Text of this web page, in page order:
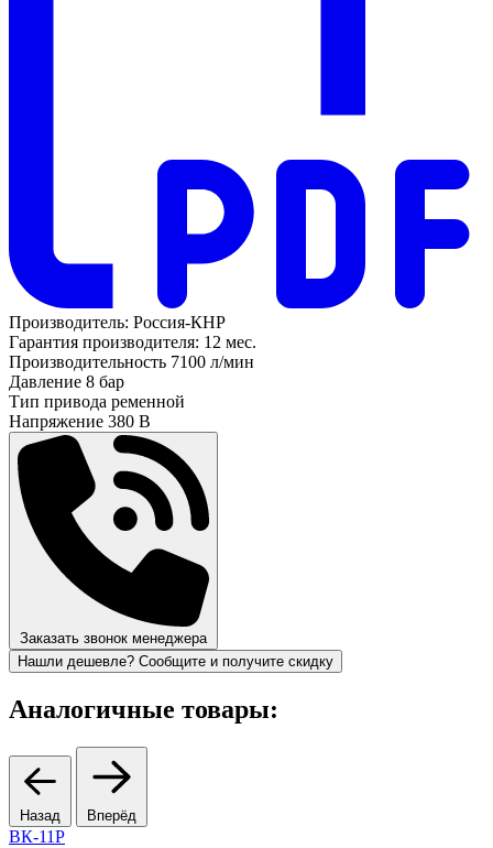
Производитель: Россия-КНР
Гарантия производителя: 12 мес.
Производительность 7100 л/мин
Давление 8 бар
Тип привода ременной
Напряжение 380 В
Заказать звонок менеджера
Нашли дешевле? Сообщите и получите скидку
Аналогичные товары:
Назад Вперёд
ВК-11Р